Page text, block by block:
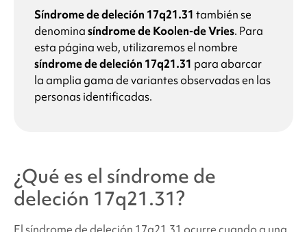
Papel clave
Síntomas
¿Qué causael síndrome de deleción 17q21.31
¿Qué probabilidades hay de que otros miembros
de la familia o futuros hijos tengan
deleción 17q21.31?
Síndrome de deleción 17q21.31 también se
denominasíndrome de Koolen-de Vries. Para
esta página web, utilizaremos el nombre
síndrome de deleción 17q21.31 para abarcar
la amplia gama de variantes observadas en las
personas identificadas.
¿Qué es el síndrome de
deleción 17q21.31?
El síndrome de deleción 17q21.31 ocurre cuando a una